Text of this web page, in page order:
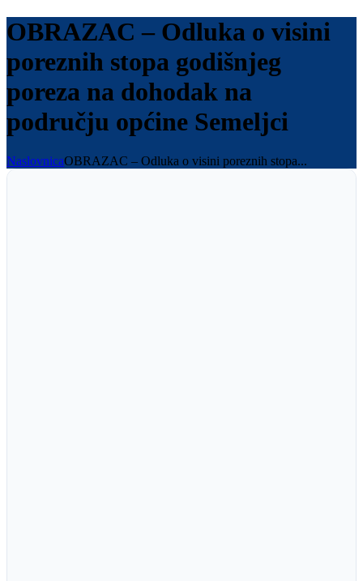
OBRAZAC – Odluka o visini
poreznih stopa godišnjeg
poreza na dohodak na
području općine Semeljci
NaslovnicaOBRAZAC – Odluka o visini poreznih stopa...